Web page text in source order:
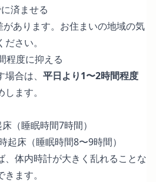
済ませる
あります。お住まいの地域の気
さい。
程度に抑える
合は、 平日より1〜2時間程度
ます。
（睡眠時間7時間）
起床（睡眠時間8〜9時間）
、体内時計が大きく乱れることな
ます。